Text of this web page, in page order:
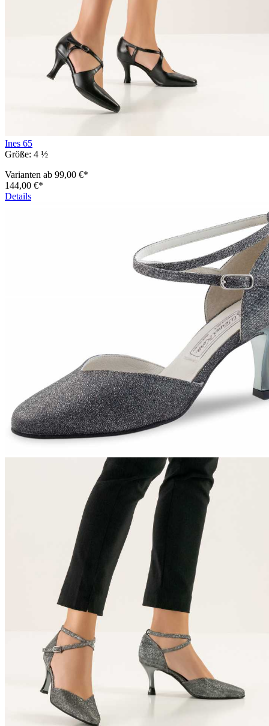
Ines 65
Größe: 4 ½
Varianten ab 99,00 €*
144,00 €*
Details